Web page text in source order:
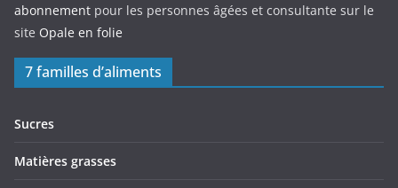
abonnement pour les personnes âgées et consultante sur le
site Opale en folie
7 familles d’aliments
Sucres
Matières grasses